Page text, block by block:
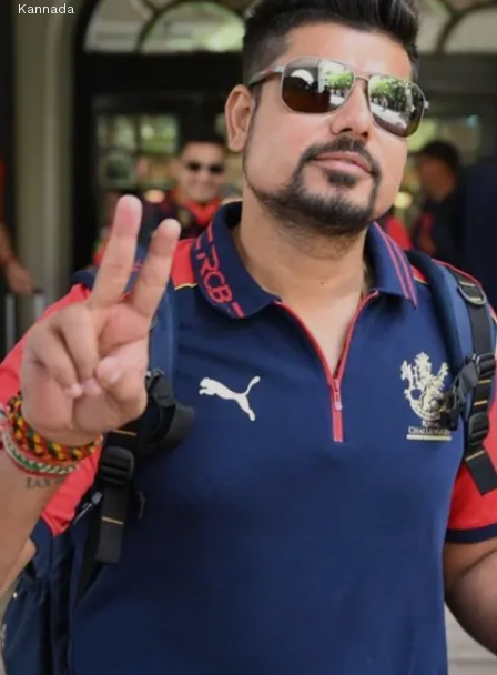
ಮೇ. 1 ರಂದು ತಂಡ ಲಕ್ನೋ ಸೂಪರ್ ಜೈಂಟ್ಸ್‌ ವಿರುದ್ಧದ
ಪಂದ್ಯಕ್ಕಾಗಿ ಲಕ್ನೋಗೆ ತೆರಳಿದೆ.
Kannada